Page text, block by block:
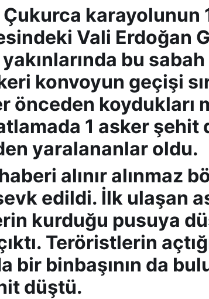
karayolunun
Vali Erdoğan
bu
konvoyun geçişi
önceden koydukları
1 asker şehit
yaralananlar oldu.
alınır alınmaz
edildi. İlk ulaşan
kurduğu pusuya
Teröristlerin
bir binbaşının da
düştü.